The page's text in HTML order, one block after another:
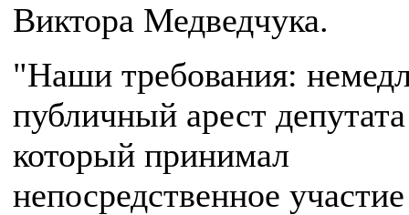
Виктора Медведчука.
"Наши требования:
публичный арест
который принимал
непосредственное участие